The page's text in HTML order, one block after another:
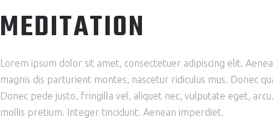
MEDITATION
Lorem ipsum dolor sit amet, consectetuer adipiscing elit.
magnis dis parturient montes, nascetur ridiculus mus. Donec
Donec pede justo, fringilla vel, aliquet nec, vulputate eget,
mollis pretium. Integer tincidunt. Aenean imperdiet.